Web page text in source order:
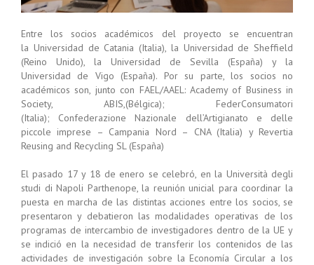
Entre los socios académicos del proyecto se encuentran
la Universidad de Catania (Italia), la Universidad de Sheffield
(Reino Unido), la Universidad de Sevilla (España) y la
Universidad de Vigo (España). Por su parte, los socios no
académicos son, junto con FAEL/AAEL: Academy of Business in
Society, ABIS,(Bélgica); FederConsumatori
(Italia); Confederazione Nazionale dell’Artigianato e delle
piccole imprese – Campania Nord – CNA (Italia) y Revertia
Reusing and Recycling SL (España)
El pasado 17 y 18 de enero se celebró, en la Università degli
studi di Napoli Parthenope, la reunión unicial para coordinar la
puesta en marcha de las distintas acciones entre los socios, se
presentaron y debatieron las modalidades operativas de los
programas de intercambio de investigadores dentro de la UE y
se indició en la necesidad de transferir los contenidos de las
actividades de investigación sobre la Economía Circular a los